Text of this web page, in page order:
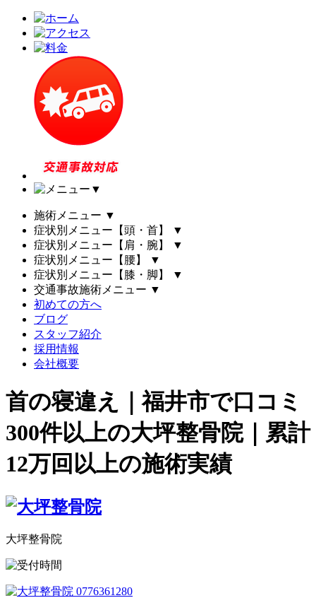
▼
施術メニュー ▼
症状別メニュー【頭・首】
▼
症状別メニュー【肩・腕】
▼
症状別メニュー【腰】
▼
症状別メニュー【膝・脚】
▼
交通事故施術メニュー ▼
初めての方へ
ブログ
スタッフ紹介
採用情報
会社概要
首の寝違え｜福井市で口コミ
300件以上の大坪整骨院｜累計
12万回以上の施術実績
大坪整骨院